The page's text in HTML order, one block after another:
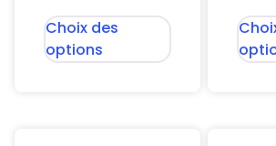
Choix des
options